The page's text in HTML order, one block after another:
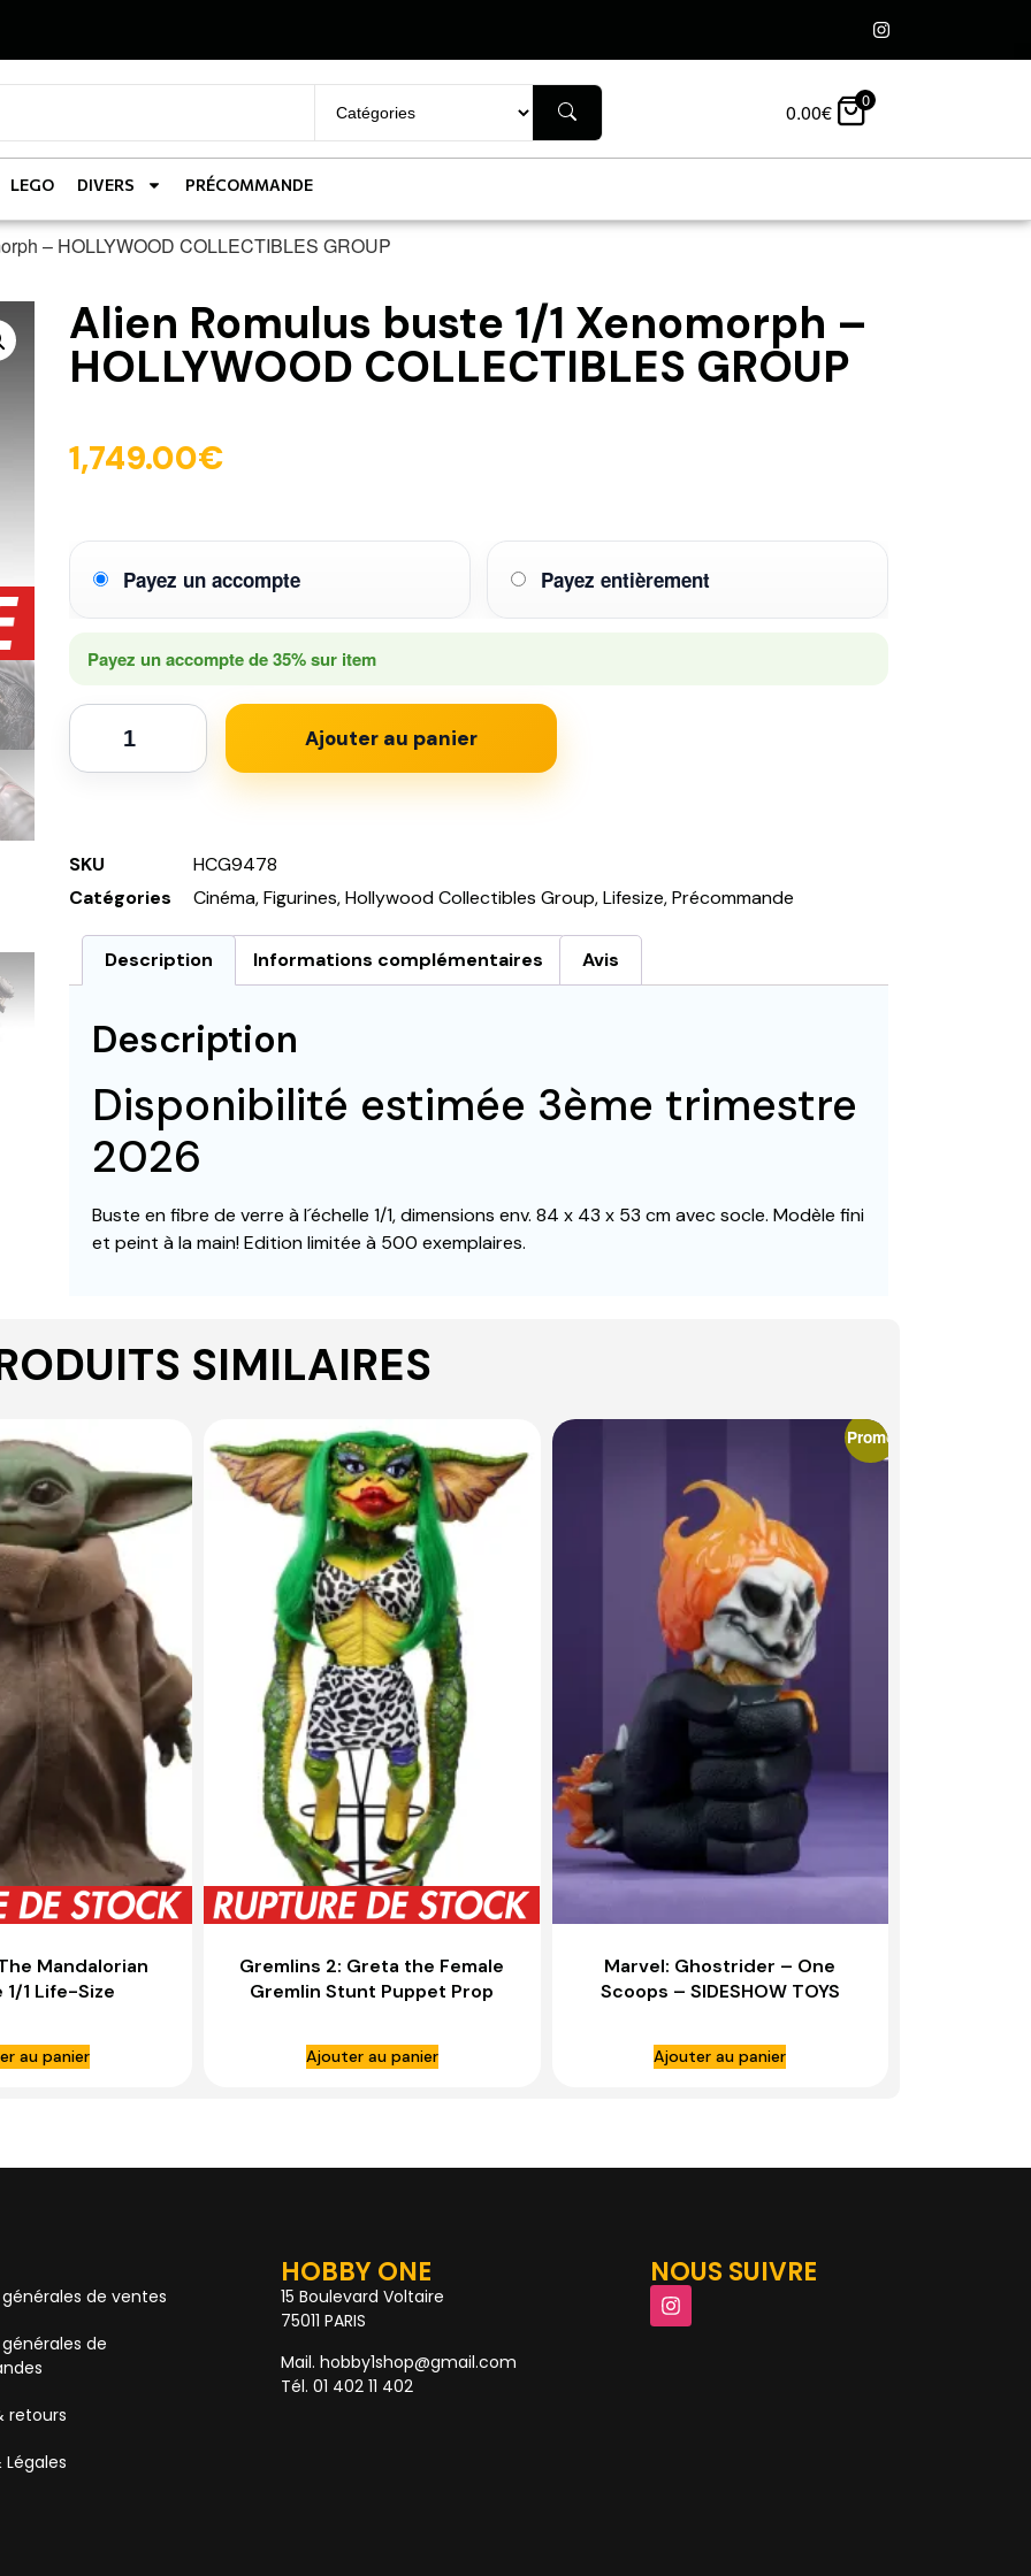
0.00€ 0
LEGO DIVERS PRÉCOMMANDE
– HOLLYWOOD COLLECTIBLES GROUP
Alien Romulus buste 1/1 Xenomorph –
HOLLYWOOD COLLECTIBLES GROUP
1,749.00€
Payez un accompte Payez entièrement
Payez un accompte de35%sur item
Ajouter au panier
SKU
HCG9478
Catégories
Cinéma,Figurines,Hollywood Collectibles Group,Lifesize,Précommande
Description Informations complémentaires Avis
Description
Disponibilité estimée 3ème trimestre
2026
Buste en fibre de verre à l´échelle 1/1, dimensions env. 84 x 43 x 53 cm avec socle. Modèle fini
et peint à la main! Edition limitée à 500 exemplaires.
SIMILAIRES
Mandalorian
1 Life-Size
au panier
Gremlins 2: Greta the Female
Gremlin Stunt Puppet Prop
Ajouter au panier
Promo
Marvel: Ghostrider – One
Scoops – SIDESHOW TOYS
Ajouter au panier
de ventes
de
retours
HOBBY ONE
15 Boulevard Voltaire
75011 PARIS
Mail. hobby1shop@gmail.com
Tél. 01 402 11 402
NOUS SUIVRE